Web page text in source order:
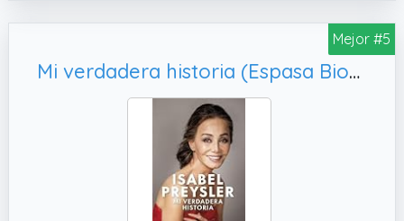
Mejor #5
Mi verdadera historia (Espasa Biografías y Memorias)